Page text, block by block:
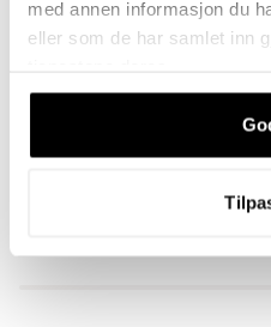
med annen informasjon du
eller som de har samlet inn
DU VIL